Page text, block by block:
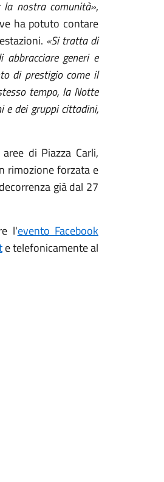
la nostra comunità»,
ha potuto contare
«Si tratta di
generi e
di prestigio come il
tempo, la Notte
e dei gruppi cittadini,
di Piazza Carli,
rimozione forzata e
già dal 27
l'evento Facebook
e telefonicamente al